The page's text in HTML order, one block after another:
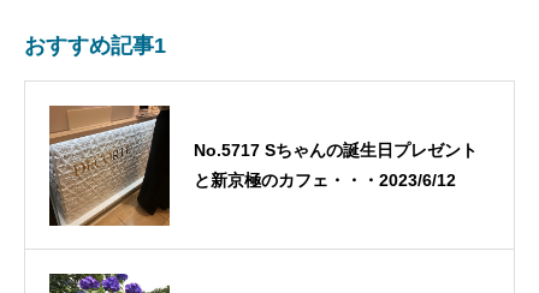
おすすめ記事1
No.5717 Sちゃんの誕生日プレゼント
と新京極のカフェ・・・2023/6/12